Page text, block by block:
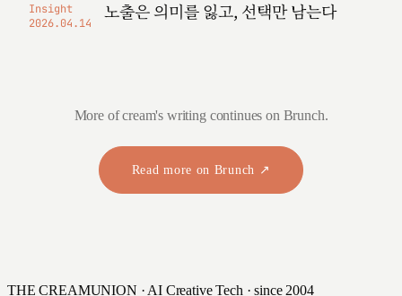
Insight
2026.04.14
노출은 의미를 잃고, 선택만 남는다
More of cream's writing continues on Brunch.
Read more on Brunch ↗
THE CREAMUNION · AI Creative Tech · since 2004